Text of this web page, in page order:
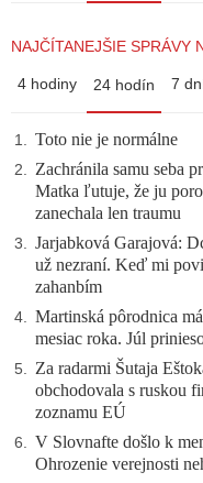
NAJČÍTANEJŠIE SPRÁVY
4 hodiny 24 hodín 7
1. Toto nie je normálne
2. Zachránila samu seba
Matka ľutuje, že ju
zanechala len traumu
3. Jarjabková Garajová:
už nezraní. Keď mi
zahanbím
4. Martinská pôrodnica
mesiac roka. Júl
5. Za radarmi Šutaja
obchodovala s ruskou
zoznamu EÚ
6. V Slovnafte došlo k
Ohrozenie verejnosti